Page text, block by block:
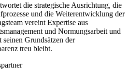
die strategische Ausrichtung, die
und die Weiterentwicklung der
vereint Expertise aus
und Normungsarbeit und
seinen Grundsätzen der
treu bleibt.